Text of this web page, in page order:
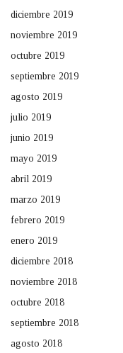
diciembre 2019
noviembre 2019
octubre 2019
septiembre 2019
agosto 2019
julio 2019
junio 2019
mayo 2019
abril 2019
marzo 2019
febrero 2019
enero 2019
diciembre 2018
noviembre 2018
octubre 2018
septiembre 2018
agosto 2018